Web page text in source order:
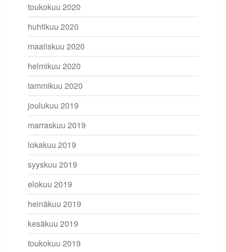
toukokuu 2020
huhtikuu 2020
maaliskuu 2020
helmikuu 2020
tammikuu 2020
joulukuu 2019
marraskuu 2019
lokakuu 2019
syyskuu 2019
elokuu 2019
heinäkuu 2019
kesäkuu 2019
toukokuu 2019